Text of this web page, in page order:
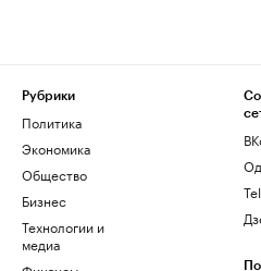
Рубрики
Политика
Экономика
Общество
Бизнес
Технологии и
медиа